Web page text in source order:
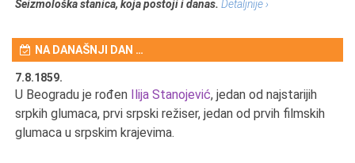
Seizmološka stanica, koja postoji i danas. Detaljnije ›
NA DANAŠNJI DAN …
7.8.1859.
U Beogradu je rođen Ilija Stanojević, jedan od najstarijih
srpkih glumaca, prvi srpski režiser, jedan od prvih filmskih
glumaca u srpskim krajevima.